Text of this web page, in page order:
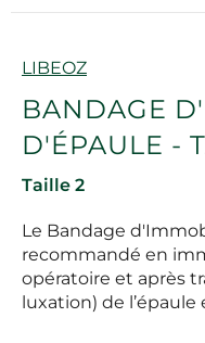
Marque
LIBEOZ
BANDAGE
D'ÉPAULE -
Taille 2
Le Bandage
recommandé en
opératoire et après
luxation) de